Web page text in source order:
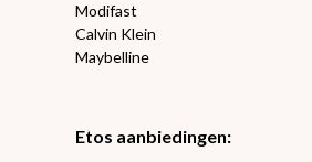
Modifast
Calvin Klein
Maybelline
Etos aanbiedingen: